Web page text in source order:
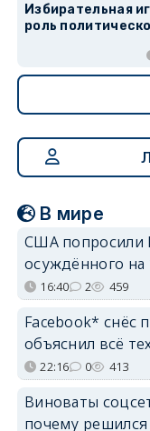
Избирательная
роль
В мире
США попросили
осуждённого на
16:40 2 459
Facebook* снёс
объяснил всё
22:16 0 413
Виноваты
почему решился